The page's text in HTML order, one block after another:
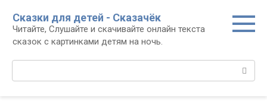
контенту
Сказки для детей - Сказачёк
Читайте, Слушайте и скачивайте онлайн текста
сказок с картинками детям на ночь.